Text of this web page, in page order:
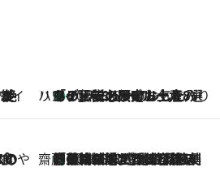
イ ハワイ賢者 リサのお気に入りリスト2026.8.6
あの伝説の限定トートも！ リニューアルした「ディーン＆デルーカ ハワイ」で必須のお土産8選
齋藤 薫 美容脳ルネサンス
2026.8.6
「荷物が増えるほど旅ストレスは増す」美容ジャーナリストがたどり着いた最終結論。“化粧品を劇的に減らす”感動の凝縮美容とは